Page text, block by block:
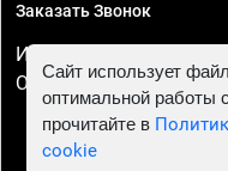
Заказать Звонок
ИП Смирнов Георгий
ОГРНИП
Сайт использует
оптимальной работы
прочитайте в
cookie